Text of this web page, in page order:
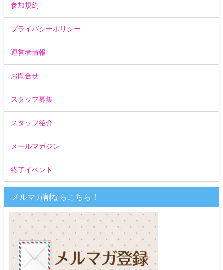
参加規約
プライバシーポリシー
運営者情報
お問合せ
スタッフ募集
スタッフ紹介
メールマガジン
終了イベント
メルマガ割ならこちら！